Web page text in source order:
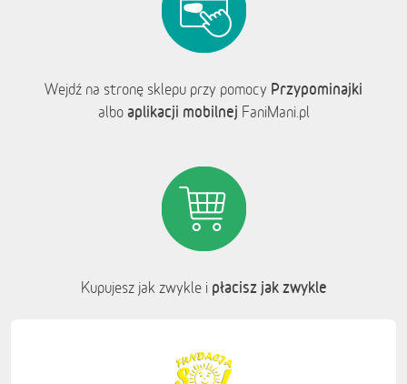
Wejdź na stronę sklepu przy pomocy Przypominajki
albo aplikacji mobilnej FaniMani.pl
Kupujesz jak zwykle i płacisz jak zwykle